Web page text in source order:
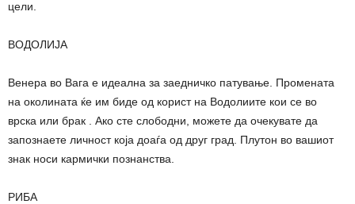
цели.
ВОДОЛИЈА
Венера во Вага е идеална за заедничко патување. Промената
на околината ќе им биде од корист на Водолиите кои се во
врска или брак . Ако сте слободни, можете да очекувате да
запознаете личност која доаѓа од друг град. Плутон во вашиот
знак носи кармички познанства.
РИБА